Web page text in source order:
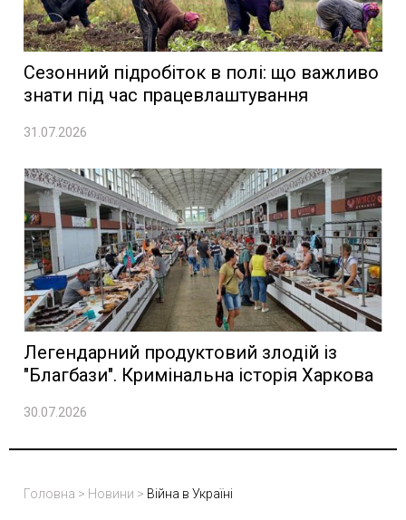
Сезонний підробіток в полі: що важливо
знати під час працевлаштування
31.07.2026
Легендарний продуктовий злодій із
"Благбази". Кримінальна історія Харкова
30.07.2026
Головна > Новини > Війна в Україні